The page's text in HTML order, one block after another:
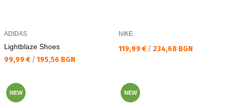
ADIDAS
Lightblaze Shoes
Текуща цена:
99,99 € / 195,56 BGN
NIKE
Текуща цена:
119,99 € / 234,68 BGN
NEW NEW